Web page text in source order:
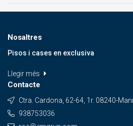
Nosaltres
Pisos i cases en exclusiva
Llegir més
Contacte
Ctra. Cardona, 62-64, 1r. 08240-
938753036